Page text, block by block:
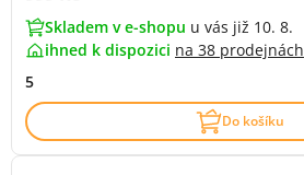
Skladem v e-shopu u vás již 10. 8.
ihned k dispozici na 38 prodejnách
5
Do košíku